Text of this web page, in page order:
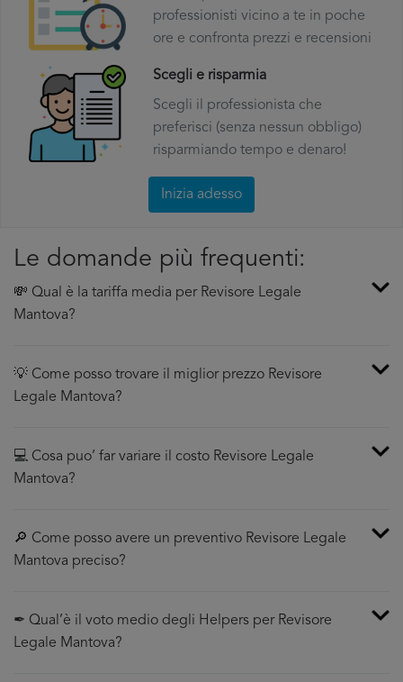
professionisti vicino a te in poche
ore e confronta prezzi e recensioni
Scegli e risparmia
Scegli il professionista che
preferisci (senza nessun obbligo)
risparmiando tempo e denaro!
Inizia adesso
Le domande più frequenti:
💸 Qual è la tariffa media per Revisore Legale
Mantova?
💡 Come posso trovare il miglior prezzo Revisore
Legale Mantova?
💻 Cosa puo’ far variare il costo Revisore Legale
Mantova?
🔎 Come posso avere un preventivo Revisore Legale
Mantova preciso?
✒ Qual’è il voto medio degli Helpers per Revisore
Legale Mantova?